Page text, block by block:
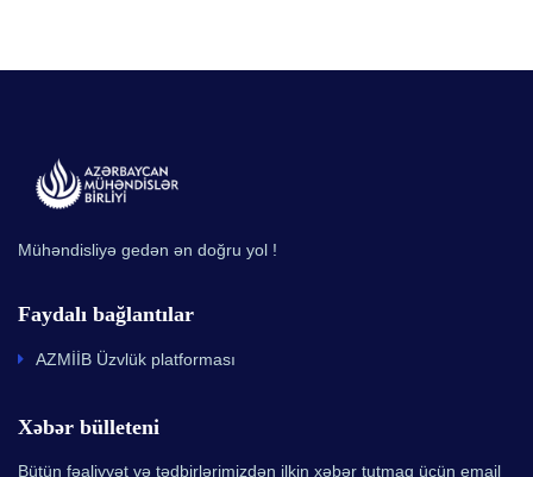
Mühəndisliyə gedən ən doğru yol !
Faydalı bağlantılar
AZMİİB Üzvlük platforması
Xəbər bülleteni
Bütün fəaliyyət və tədbirlərimizdən ilkin xəbər tutmaq üçün email